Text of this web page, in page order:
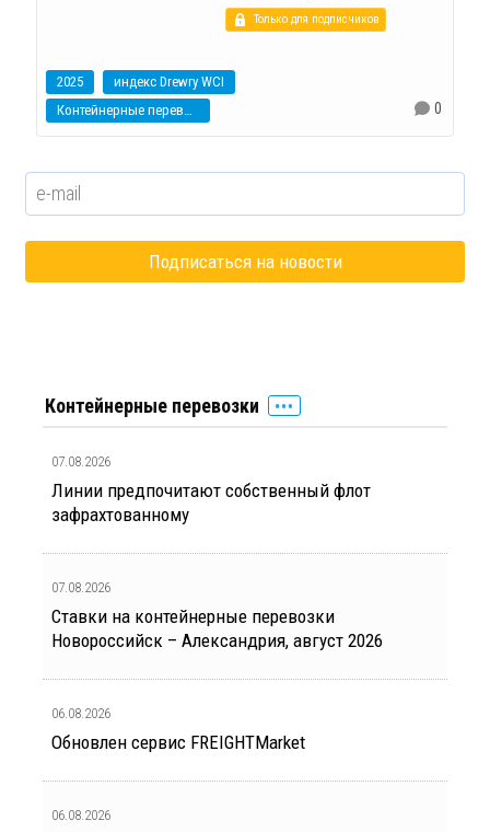
Только для подписчиков
2025
индекс Drewry WCI
Контейнерные перевозки
0
Контейнерные перевозки
07.08.2026
Линии предпочитают собственный флот
зафрахтованному
07.08.2026
Ставки на контейнерные перевозки
Новороссийск – Александрия, август 2026
06.08.2026
Обновлен сервис FREIGHTMarket
06.08.2026